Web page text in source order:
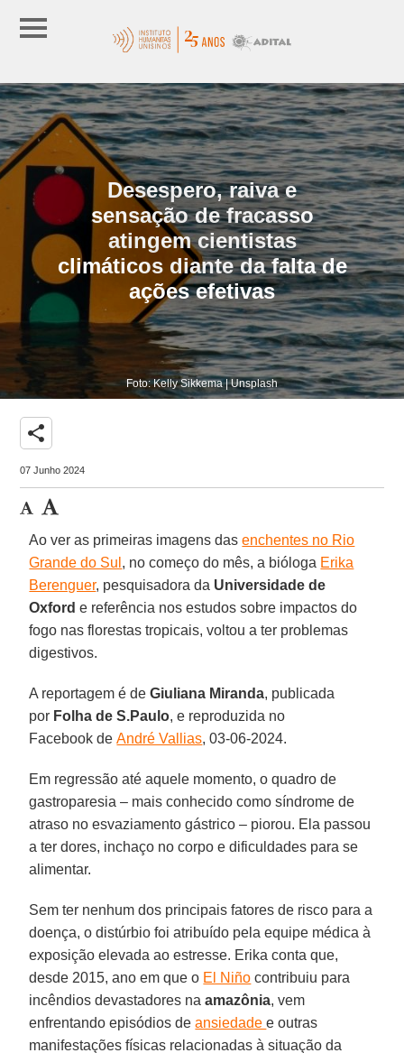
Desespero, raiva e
sensação de fracasso
atingem cientistas
climáticos diante da falta de
ações efetivas
Foto: Kelly Sikkema | Unsplash
share
07 Junho 2024
Ao ver as primeiras imagens dasenchentes no Rio
Grande do Sul , no começo do mês, a bióloga Erika
Berenguer, pesquisadora da Universidade de
Oxford e referência nos estudos sobre impactos do
fogo nas florestas tropicais, voltou a ter problemas
digestivos.
A reportagem é deGiuliana Miranda, publicada
por Folha de S.Paulo, e reproduzida no
Facebook deAndré Vallias, 03-06-2024.
Em regressão até aquele momento, o quadro de
gastroparesia – mais conhecido como síndrome de
atraso no esvaziamento gástrico – piorou. Ela passou
a ter dores, inchaço no corpo e dificuldades para se
alimentar.
Sem ter nenhum dos principais fatores de risco para a
doença, o distúrbio foi atribuído pela equipe médica à
exposição elevada ao estresse. Erika conta que,
desde 2015, ano em que o El Niño contribuiu para
incêndios devastadores naamazônia, vem
enfrentando episódios deansiedadee outras
manifestações físicas relacionadas à situação da